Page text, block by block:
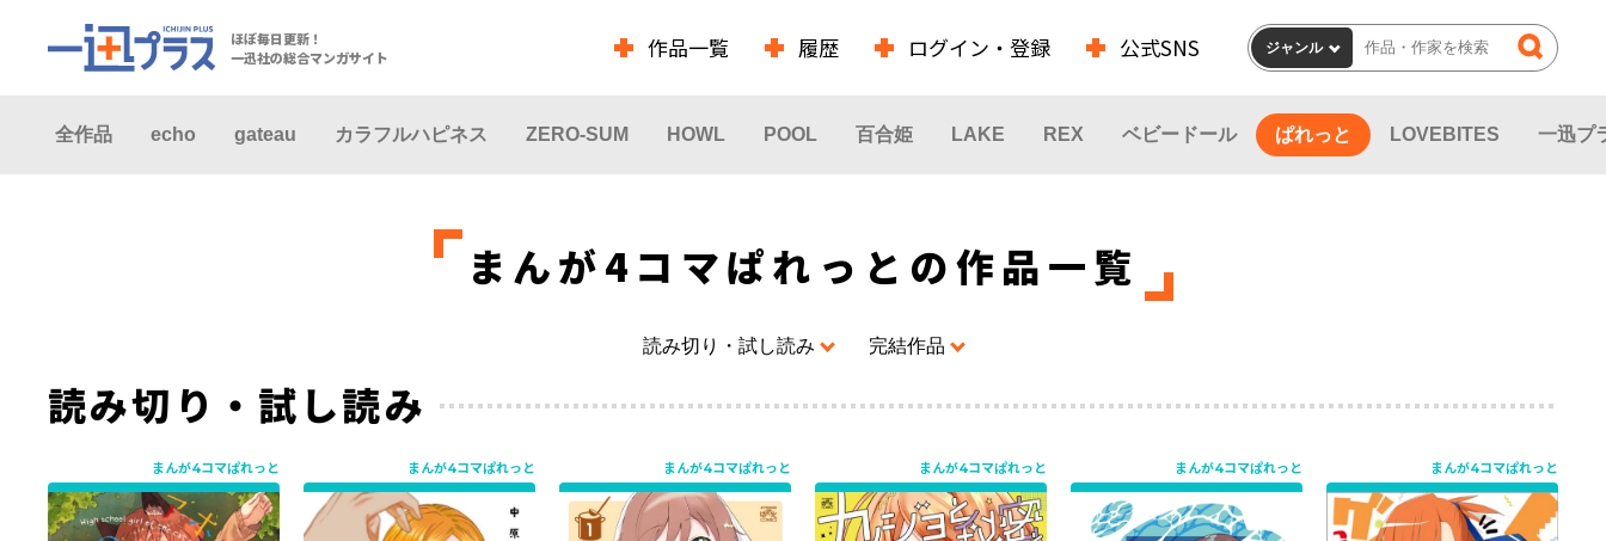
ほぼ毎日更新！
一迅社の総合マンガサイト
作品一覧 履歴 ログイン・登録 公式SNS
全作品 echo gateau カラフルハピネス ZERO-SUM HOWL POOL 百合姫 LAKE REX ベビードール ぱれっと LOVEBITES 一迅プ
まんが4コマぱれっとの作品一覧
読み切り・試し読み 完結作品
読み切り・試し読み
まんが4コマぱれっと まんが4コマぱれっと まんが4コマぱれっと まんが4コマぱれっと まんが4コマぱれっと まんが4コマぱれっと